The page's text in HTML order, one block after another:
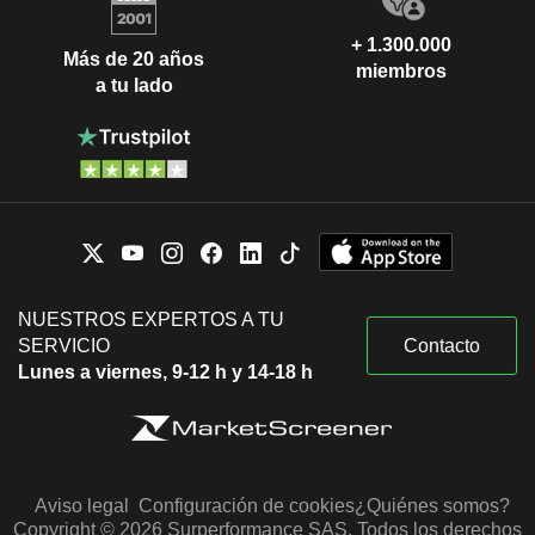
Más de 20 años
a tu lado
+ 1.300.000
miembros
NUESTROS EXPERTOS A TU
SERVICIO
Lunes a viernes, 9-12 h y 14-18 h
Contacto
Aviso legal Configuración de cookies¿Quiénes somos?
Copyright © 2026 Surperformance SAS. Todos los derechos